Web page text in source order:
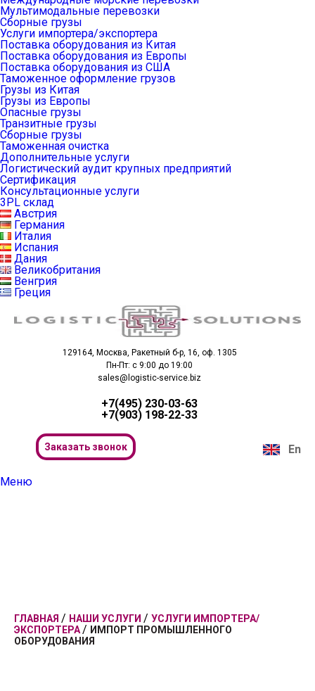
Мультимодальные перевозки
Сборные грузы
Услуги импортера/экспортера
Поставка оборудования из Китая
Поставка оборудования из Европы
Поставка оборудования из США
Таможенное оформление грузов
Грузы из Китая
Грузы из Европы
Опасные грузы
Транзитные грузы
Сборные грузы
Таможенная очистка
Дополнительные услуги
Логистический аудит крупных предприятий
Сертификация
Консультационные услуги
3PL склад
Австрия
Германия
Италия
Испания
Дания
Великобритания
Венгрия
Греция
129164, Москва, Ракетный б-р, 16, оф. 1305
Пн-Пт: с 9:00 до 19:00
sales@logistic-service.biz
+7(495) 230-03-63
+7(903) 198-22-33
Заказать звонок En
Меню
ГЛАВНАЯ / НАШИ УСЛУГИ / УСЛУГИ ИМПОРТЕРА/
ЭКСПОРТЕРА / ИМПОРТ ПРОМЫШЛЕННОГО
ОБОРУДОВАНИЯ